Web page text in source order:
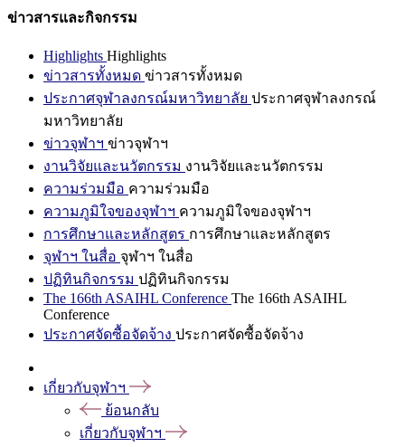
ข่าวสารและกิจกรรม
Highlights Highlights
ข่าวสารทั้งหมด ข่าวสารทั้งหมด
ประกาศจุฬาลงกรณ์มหาวิทยาลัย ประกาศจุฬาลงกรณ์
มหาวิทยาลัย
ข่าวจุฬาฯ ข่าวจุฬาฯ
งานวิจัยและนวัตกรรม งานวิจัยและนวัตกรรม
ความร่วมมือ ความร่วมมือ
ความภูมิใจของจุฬาฯ ความภูมิใจของจุฬาฯ
การศึกษาและหลักสูตร การศึกษาและหลักสูตร
จุฬาฯ ในสื่อ จุฬาฯ ในสื่อ
ปฏิทินกิจกรรม ปฏิทินกิจกรรม
The 166th ASAIHL Conference The 166th ASAIHL
Conference
ประกาศจัดซื้อจัดจ้าง ประกาศจัดซื้อจัดจ้าง
เกี่ยวกับจุฬาฯ
ย้อนกลับ
เกี่ยวกับจุฬาฯ